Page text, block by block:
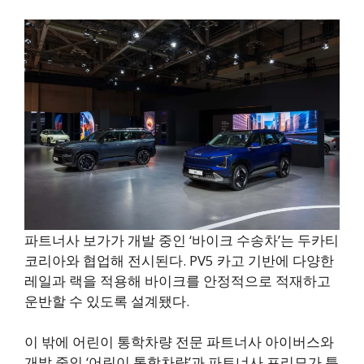
파트너사 보가가 개발 중인 ‘바이크 수송차’는 두카티
코리아와 협업해 전시된다. PV5 카고 기반에 다양한
레일과 랙을 적용해 바이크를 안정적으로 적재하고
운반할 수 있도록 설계됐다.
이 밖에 어린이 통학차량 전문 파트너사 아이버스와